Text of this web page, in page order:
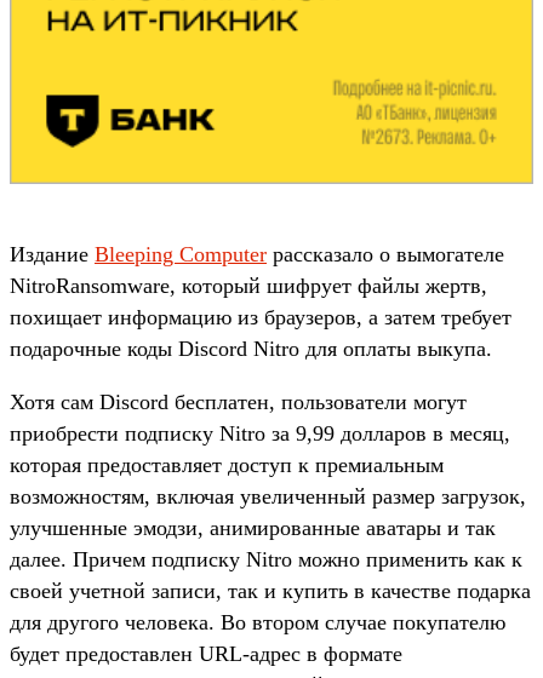
Издание Bleeping Computer рассказало о вымогателе
NitroRansomware, который шифрует файлы жертв,
похищает информацию из браузеров, а затем требует
подарочные коды Discord Nitro для оплаты выкупа.
Хотя сам Discord бесплатен, пользователи могут
приобрести подписку Nitro за 9,99 долларов в месяц,
которая предоставляет доступ к премиальным
возможностям, включая увеличенный размер загрузок,
улучшенные эмодзи, анимированные аватары и так
далее. Причем подписку Nitro можно применить как к
своей учетной записи, так и купить в качестве подарка
для другого человека. Во втором случае покупателю
будет предоставлен URL-адрес в формате